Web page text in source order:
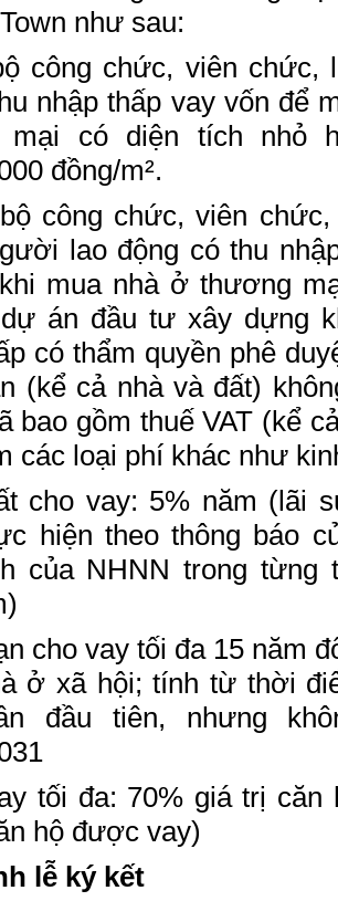
như sau:
công chức, viên
nhập thấp vay vốn để
mại có diện tích nhỏ
đồng/m².
công chức, viên
lao động có thu
mua nhà ở thương
án đầu tư xây dựng
có thẩm quyền phê
(kể cả nhà và đất)
bao gồm thuế VAT (kể
các loại phí khác như
cho vay: 5% năm (lãi
hiện theo thông báo
của NHNN trong từng
cho vay tối đa 15 năm
ở xã hội; tính từ thời
đầu tiên, nhưng
tối đa: 70% giá trị căn
hộ được vay)
lễ ký kết